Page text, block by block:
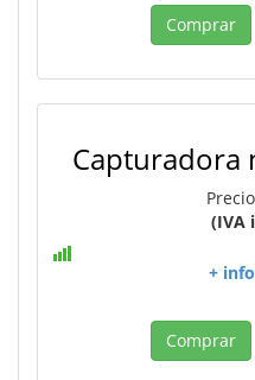
Comprar
Capturadora
(IVA
+
Comprar